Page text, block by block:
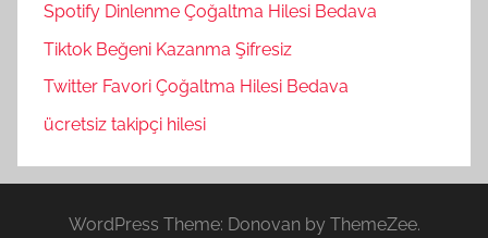
Spotify Dinlenme Çoğaltma Hilesi Bedava
Tiktok Beğeni Kazanma Şifresiz
Twitter Favori Çoğaltma Hilesi Bedava
ücretsiz takipçi hilesi
WordPress Theme: Donovan by ThemeZee.